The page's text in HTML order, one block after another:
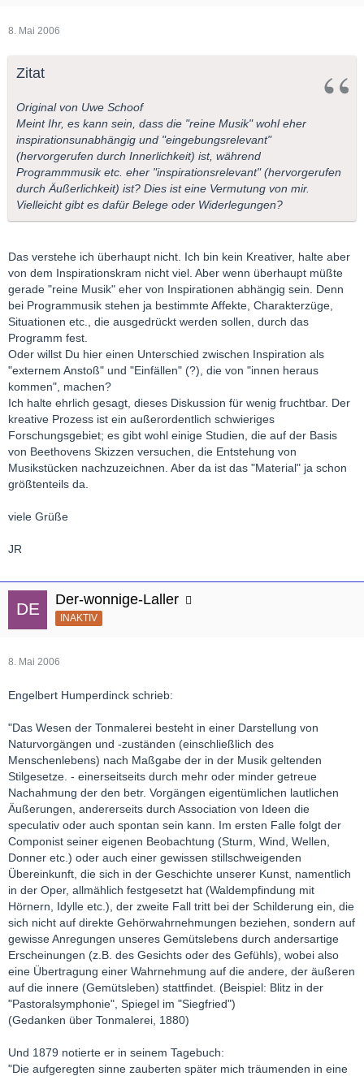
8. Mai 2006
Zitat
Original von Uwe Schoof
Meint Ihr, es kann sein, dass die "reine Musik" wohl eher
inspirationsunabhängig und "eingebungsrelevant"
(hervorgerufen durch Innerlichkeit) ist, während
Programmmusik etc. eher "inspirationsrelevant" (hervorgerufen
durch Äußerlichkeit) ist? Dies ist eine Vermutung von mir.
Vielleicht gibt es dafür Belege oder Widerlegungen?
Das verstehe ich überhaupt nicht. Ich bin kein Kreativer, halte aber
von dem Inspirationskram nicht viel. Aber wenn überhaupt müßte
gerade "reine Musik" eher von Inspirationen abhängig sein. Denn
bei Programmusik stehen ja bestimmte Affekte, Charakterzüge,
Situationen etc., die ausgedrückt werden sollen, durch das
Programm fest.
Oder willst Du hier einen Unterschied zwischen Inspiration als
"externem Anstoß" und "Einfällen" (?), die von "innen heraus
kommen", machen?
Ich halte ehrlich gesagt, dieses Diskussion für wenig fruchtbar. Der
kreative Prozess ist ein außerordentlich schwieriges
Forschungsgebiet; es gibt wohl einige Studien, die auf der Basis
von Beethovens Skizzen versuchen, die Entstehung von
Musikstücken nachzuzeichnen. Aber da ist das "Material" ja schon
größtenteils da.
viele Grüße
JR
Der-wonnige-Laller
INAKTIV
8. Mai 2006
Engelbert Humperdinck schrieb:
"Das Wesen der Tonmalerei besteht in einer Darstellung von
Naturvorgängen und -zuständen (einschließlich des
Menschenlebens) nach Maßgabe der in der Musik geltenden
Stilgesetze. - einerseitseits durch mehr oder minder getreue
Nachahmung der den betr. Vorgängen eigentümlichen lautlichen
Äußerungen, andererseits durch Association von Ideen die
speculativ oder auch spontan sein kann. Im ersten Falle folgt der
Componist seiner eigenen Beobachtung (Sturm, Wind, Wellen,
Donner etc.) oder auch einer gewissen stillschweigenden
Übereinkunft, die sich in der Geschichte unserer Kunst, namentlich
in der Oper, allmählich festgesetzt hat (Waldempfindung mit
Hörnern, Idylle etc.), der zweite Fall tritt bei der Schilderung ein, die
sich nicht auf direkte Gehörwahrnehmungen beziehen, sondern auf
gewisse Anregungen unseres Gemütslebens durch andersartige
Erscheinungen (z.B. des Gesichts oder des Gefühls), wobei also
eine Übertragung einer Wahrnehmung auf die andere, der äußeren
auf die innere (Gemütsleben) stattfindet. (Beispiel: Blitz in der
"Pastoralsymphonie", Spiegel im "Siegfried")
(Gedanken über Tonmalerei, 1880)
Und 1879 notierte er in seinem Tagebuch:
"Die aufgeregten sinne zauberten später mich träumenden in eine